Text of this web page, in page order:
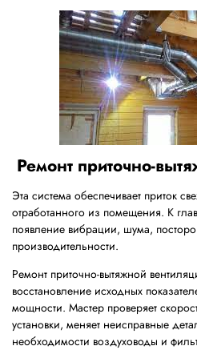
Ремонт приточно-
Эта система обеспечивает приток
отработанного из помещения. К
появление вибрации, шума,
производительности.
Ремонт приточно-вытяжной
восстановление исходных
мощности. Мастер проверяет
установки, меняет неисправные
необходимости воздуховоды и